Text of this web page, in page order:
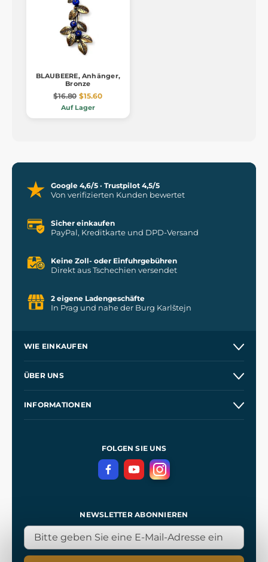
BLAUBEERE, Anhänger,
Bronze
$16.80 $15.60
Auf Lager
Google 4,6/5 · Trustpilot 4,5/5
Von verifizierten Kunden bewertet
Sicher einkaufen
PayPal, Kreditkarte und DPD-Versand
Keine Zoll- oder Einfuhrgebühren
Direkt aus Tschechien versendet
2 eigene Ladengeschäfte
In Prag und nahe der Burg Karlštejn
WIE EINKAUFEN
Kontakt
ÜBER UNS
INFORMATIONEN
DatenschutzerklärungFOLGEN SIE UNS
NEWSLETTER ABONNIEREN